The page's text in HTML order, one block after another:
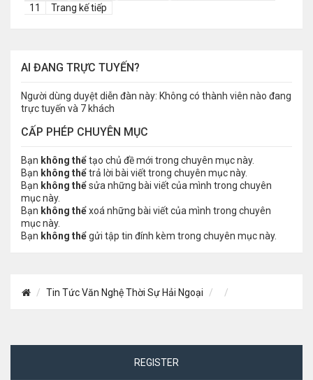
11
Trang kế tiếp
AI ĐANG TRỰC TUYẾN?
Người dùng duyệt diễn đàn này: Không có thành viên nào đang
trực tuyến và 7 khách
CẤP PHÉP CHUYÊN MỤC
Bạn không thểtạo chủ đề mới trong chuyên mục này.
Bạn không thểtrả lời bài viết trong chuyên mục này.
Bạn không thểsửa những bài viết của mình trong chuyên
mục này.
Bạn không thểxoá những bài viết của mình trong chuyên
mục này.
Bạn không thểgửi tập tin đính kèm trong chuyên mục này.
Tin Tức Văn Nghệ Thời Sự Hải Ngoại
REGISTER